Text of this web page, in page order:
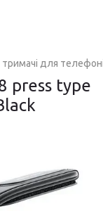
тримачі для
press type